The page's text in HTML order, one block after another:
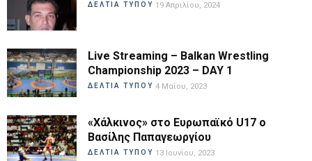
ΔΕΛΤΙΑ ΤΥΠΟΥ 19 Απριλίου, 2024
Live Streaming – Balkan Wrestling
Championship 2023 – DAY 1
ΔΕΛΤΙΑ ΤΥΠΟΥ 4 Μαΐου, 2023
«Χάλκινος» στο Ευρωπαϊκό U17 ο
Βασίλης Παπαγεωργίου
ΔΕΛΤΙΑ ΤΥΠΟΥ 13 Ιουνίου, 2023